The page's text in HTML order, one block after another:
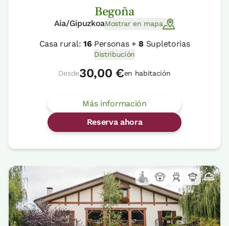
Begoña
Aia/GipuzkoaMostrar en mapa
Casa rural: 16Personas +8 Supletorias
Distribución
Desde30,00 €en habitación
Más información
Reserva ahora